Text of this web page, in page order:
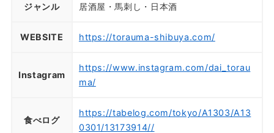
ジャンル 居酒屋・馬刺し・日本酒
WEBSITE https://torauma-shibuya.com/
Instagram
https://www.instagram.com/dai_torau
ma/
食べログ
https://tabelog.com/tokyo/A1303/A13
0301/13173914//